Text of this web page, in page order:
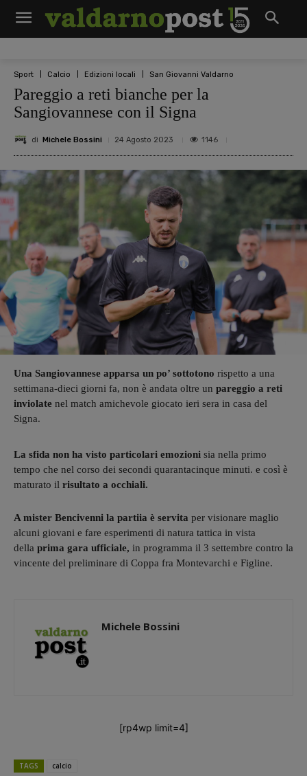
Sport Calcio Edizioni locali San Giovanni Valdarno
Pareggio a reti bianche per la
Sangiovannese con il Signa
di Michele Bossini 24 Agosto 2023 1146
Una Sangiovannese apparsa un po’ sottotono rispetto a una
settimana-dieci giorni fa, non è andata oltre un pareggio a reti
inviolate nel match amichevole giocato ieri sera in casa del
Signa.
La sfida non ha visto particolari emozioni sia nella primo
tempo che nel corso dei secondi quarantacinque minuti. e così è
maturato il risultato a occhiali.
A mister Bencivenni la partiia è servita per visionare maglio
alcuni giovani e fare esperimenti di natura tattica in vista
della prima gara ufficiale, in programma il 3 settembre contro la
vincente del preliminare di Coppa fra Montevarchi e Figline.
Michele Bossini
[rp4wp limit=4]
TAGS calcio